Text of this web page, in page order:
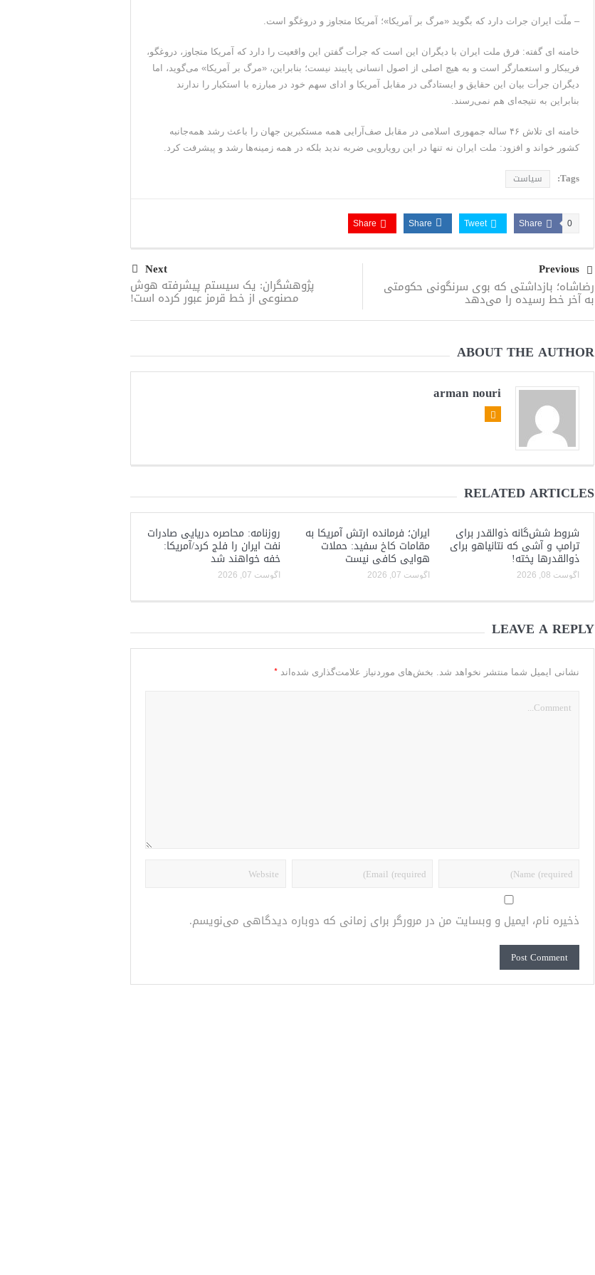
– ملّت ایران جرات دارد که بگوید «مرگ بر آمریکا»؛ آمریکا متجاوز و دروغگو است.
خامنه ای گفته: فرق ملت ایران با دیگران این است که جرأت گفتن این واقعیت را دارد که آمریکا متجاوز، دروغگو،
فریبکار و استعمارگر است و به هیچ اصلی از اصول انسانی پایبند نیست؛ بنابراین، «مرگ بر آمریکا» می‌گوید، اما
دیگران جرأت بیان این حقایق و ایستادگی در مقابل آمریکا و ادای سهم خود در مبارزه با استکبار را ندارند
بنابراین به نتیجه‌ای هم نمی‌رسند.
خامنه ای تلاش ۴۶ ساله جمهوری اسلامی در مقابل صف‌آرایی همه مستکبرین جهان را باعث رشد همه‌جانبه
کشور خواند و افزود: ملت ایران نه تنها در این رویارویی ضربه ندید بلکه در همه زمینه‌ها رشد و پیشرفت کرد.
Tags: سیاست
Share 0
Tweet
Share
Share
Previous
رضاشاه؛ بازداشتی که بوی سرنگونی حکومتی
به آخر خط رسیده را می‌دهد
Next
پژوهشگران: یک سیستم پیشرفته هوش
مصنوعی از خط قرمز عبور کرده است!
ABOUT THE AUTHOR
arman nouri
RELATED ARTICLES
شروط شش‌گانه ذوالقدر برای
ترامپ و آشی که نتانیاهو برای
ذوالقدرها پخته!
آگوست 08, 2026
ایران؛ فرمانده ارتش آمریکا به
مقامات کاخ سفید: حملات
هوایی کافی نیست
آگوست 07, 2026
روزنامه: محاصره دریایی صادرات
نفت ایران را فلج کرد/آمریکا:
خفه خواهند شد
آگوست 07, 2026
LEAVE A REPLY
نشانی ایمیل شما منتشر نخواهد شد. بخش‌های موردنیاز علامت‌گذاری شده‌اند *
ذخیره نام، ایمیل و وبسایت من در مرورگر برای زمانی که دوباره دیدگاهی می‌نویسم.